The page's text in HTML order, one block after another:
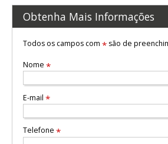
Obtenha Mais Informações
Todos os campos com *são de
Nome *
E-mail *
Telefone *